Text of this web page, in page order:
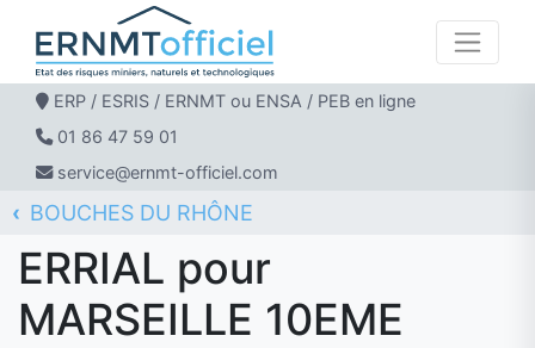
ERP / ESRIS / ERNMT ou ENSA / PEB en ligne
01 86 47 59 01
service@ernmt-officiel.com
ERNMT Officiel
ERRIAL
BOUCHES DU RHÔNE
MARSEILLE 10EME
ERRIAL pour
MARSEILLE 10EME